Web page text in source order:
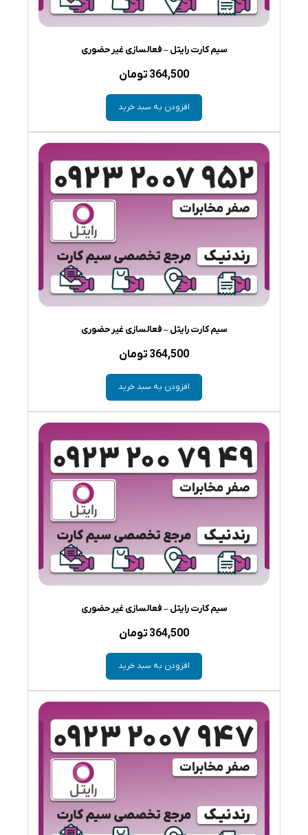
سیم کارت رایتل – فعالسازی غیر حضوری
364,500 تومان
افزودن به سبد خرید
سیم کارت رایتل – فعالسازی غیر حضوری
364,500 تومان
افزودن به سبد خرید
سیم کارت رایتل – فعالسازی غیر حضوری
364,500 تومان
افزودن به سبد خرید